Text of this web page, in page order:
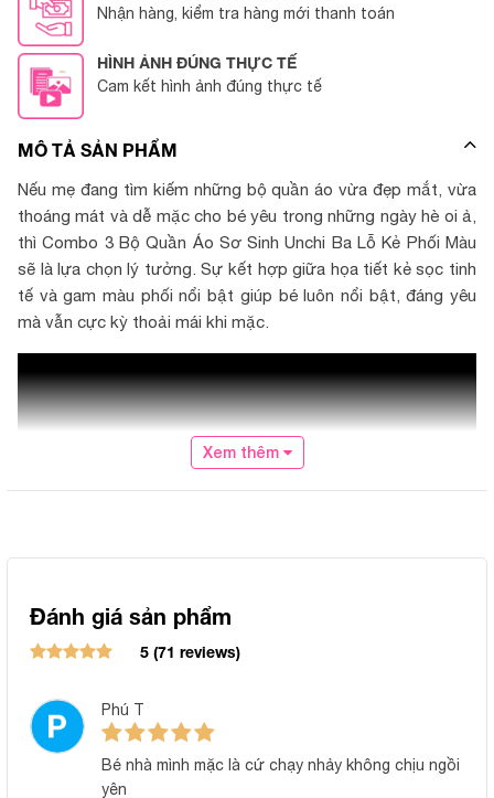
Nhận hàng, kiểm tra hàng mới thanh toán
HÌNH ẢNH ĐÚNG THỰC TẾ
Cam kết hình ảnh đúng thực tế
MÔ TẢ SẢN PHẨM
Nếu mẹ đang tìm kiếm những bộ quần áo vừa đẹp mắt, vừa
thoáng mát và dễ mặc cho bé yêu trong những ngày hè oi ả,
thì Combo 3 Bộ Quần Áo Sơ Sinh Unchi Ba Lỗ Kẻ Phối Màu
sẽ là lựa chọn lý tưởng. Sự kết hợp giữa họa tiết kẻ sọc tinh
tế và gam màu phối nổi bật giúp bé luôn nổi bật, đáng yêu
mà vẫn cực kỳ thoải mái khi mặc.
Xem thêm
Đánh giá sản phẩm
5 (71 reviews)
Phú T
Bé nhà mình mặc là cứ chạy nhảy không chịu ngồi
yên